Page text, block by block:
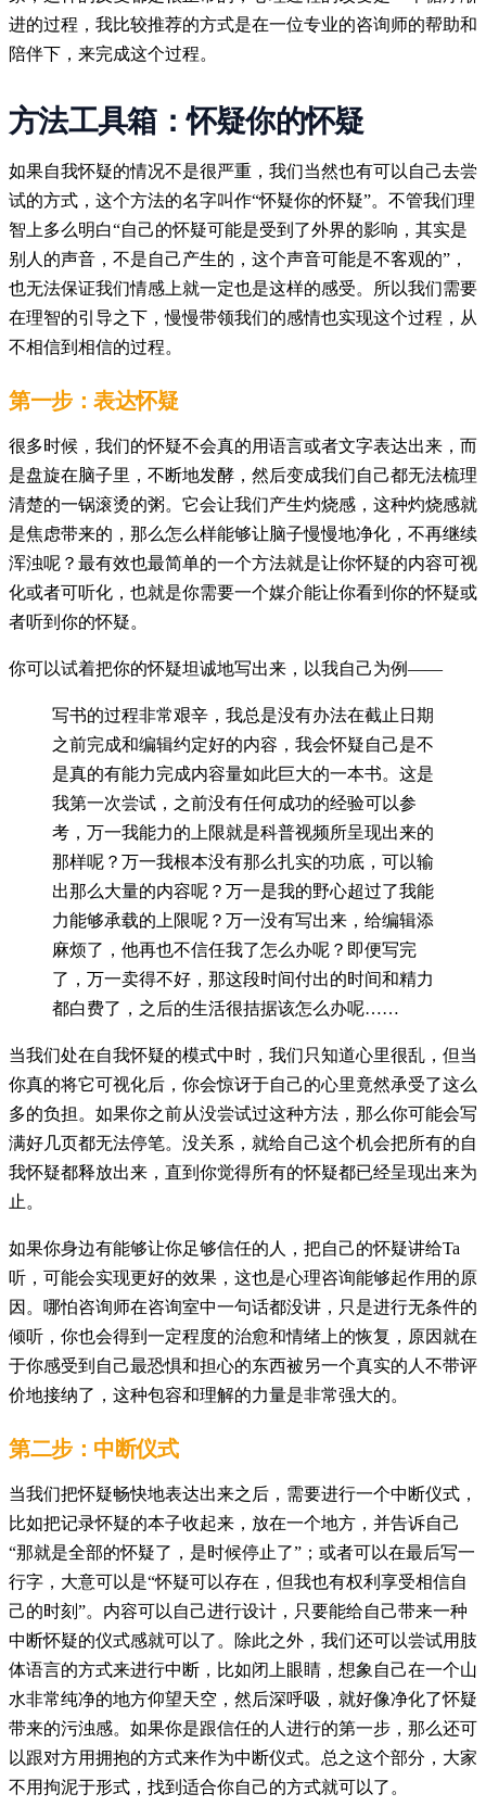
进的过程，我比较推荐的方式是在一位专业的咨询师的帮助和
陪伴下，来完成这个过程。
方法工具箱：怀疑你的怀疑
如果自我怀疑的情况不是很严重，我们当然也有可以自己去尝
试的方式，这个方法的名字叫作“怀疑你的怀疑”。不管我们理
智上多么明白“自己的怀疑可能是受到了外界的影响，其实是
别人的声音，不是自己产生的，这个声音可能是不客观的”，
也无法保证我们情感上就一定也是这样的感受。所以我们需要
在理智的引导之下，慢慢带领我们的感情也实现这个过程，从
不相信到相信的过程。
第一步：表达怀疑
很多时候，我们的怀疑不会真的用语言或者文字表达出来，而
是盘旋在脑子里，不断地发酵，然后变成我们自己都无法梳理
清楚的一锅滚烫的粥。它会让我们产生灼烧感，这种灼烧感就
是焦虑带来的，那么怎么样能够让脑子慢慢地净化，不再继续
浑浊呢？最有效也最简单的一个方法就是让你怀疑的内容可视
化或者可听化，也就是你需要一个媒介能让你看到你的怀疑或
者听到你的怀疑。
你可以试着把你的怀疑坦诚地写出来，以我自己为例——
写书的过程非常艰辛，我总是没有办法在截止日期
之前完成和编辑约定好的内容，我会怀疑自己是不
是真的有能力完成内容量如此巨大的一本书。这是
我第一次尝试，之前没有任何成功的经验可以参
考，万一我能力的上限就是科普视频所呈现出来的
那样呢？万一我根本没有那么扎实的功底，可以输
出那么大量的内容呢？万一是我的野心超过了我能
力能够承载的上限呢？万一没有写出来，给编辑添
麻烦了，他再也不信任我了怎么办呢？即便写完
了，万一卖得不好，那这段时间付出的时间和精力
都白费了，之后的生活很拮据该怎么办呢……
当我们处在自我怀疑的模式中时，我们只知道心里很乱，但当
你真的将它可视化后，你会惊讶于自己的心里竟然承受了这么
多的负担。如果你之前从没尝试过这种方法，那么你可能会写
满好几页都无法停笔。没关系，就给自己这个机会把所有的自
我怀疑都释放出来，直到你觉得所有的怀疑都已经呈现出来为
止。
如果你身边有能够让你足够信任的人，把自己的怀疑讲给Ta
听，可能会实现更好的效果，这也是心理咨询能够起作用的原
因。哪怕咨询师在咨询室中一句话都没讲，只是进行无条件的
倾听，你也会得到一定程度的治愈和情绪上的恢复，原因就在
于你感受到自己最恐惧和担心的东西被另一个真实的人不带评
价地接纳了，这种包容和理解的力量是非常强大的。
第二步：中断仪式
当我们把怀疑畅快地表达出来之后，需要进行一个中断仪式，
比如把记录怀疑的本子收起来，放在一个地方，并告诉自己
“那就是全部的怀疑了，是时候停止了”；或者可以在最后写一
行字，大意可以是“怀疑可以存在，但我也有权利享受相信自
己的时刻”。内容可以自己进行设计，只要能给自己带来一种
中断怀疑的仪式感就可以了。除此之外，我们还可以尝试用肢
体语言的方式来进行中断，比如闭上眼睛，想象自己在一个山
水非常纯净的地方仰望天空，然后深呼吸，就好像净化了怀疑
带来的污浊感。如果你是跟信任的人进行的第一步，那么还可
以跟对方用拥抱的方式来作为中断仪式。总之这个部分，大家
不用拘泥于形式，找到适合你自己的方式就可以了。